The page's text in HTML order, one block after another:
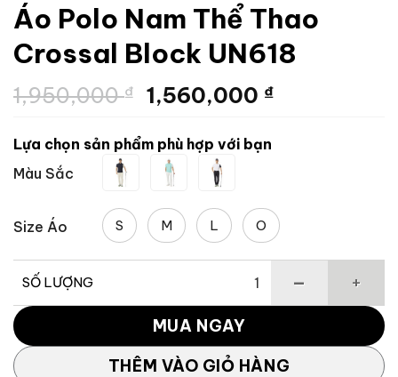
Áo Polo Nam Thể Thao
Crossal Block UN618
1,950,000₫
Giá
là:
1,950,000 ₫.
1,560,000 ₫Giá
Lựa chọn sản phẩm phù hợp với bạn
Màu Sắc
Size Áo S M L O
SỐ LƯỢNG
Áo Polo Nam Thể Thao Crossal Block UN618 số lượng
THÊM VÀO GIỎ HÀNG
MUA NGAY